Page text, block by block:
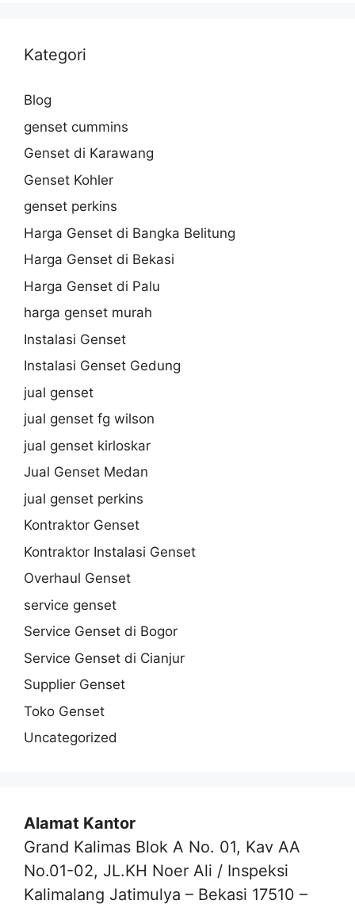
Kategori
Blog
genset cummins
Genset di Karawang
Genset Kohler
genset perkins
Harga Genset di Bangka Belitung
Harga Genset di Bekasi
Harga Genset di Palu
harga genset murah
Instalasi Genset
Instalasi Genset Gedung
jual genset
jual genset fg wilson
jual genset kirloskar
Jual Genset Medan
jual genset perkins
Kontraktor Genset
Kontraktor Instalasi Genset
Overhaul Genset
service genset
Service Genset di Bogor
Service Genset di Cianjur
Supplier Genset
Toko Genset
Uncategorized
Alamat Kantor
Grand Kalimas Blok A No. 01, Kav AA
No.01-02, JL.KH Noer Ali / Inspeksi
Kalimalang Jatimulya – Bekasi 17510 –